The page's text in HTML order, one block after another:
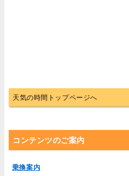
天気の時間トップページへ
コンテンツのご案内
乗換案内